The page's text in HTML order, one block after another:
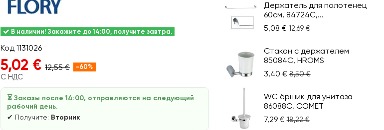
В наличии! Закажите до 14:00, получите завтра.
Код 1131026
5,02 € 12,55 € -60%
С НДС
⏳ Заказы после 14:00, отправляются на следующий
рабочий день.
✔ Получите: Вторник
Держатель для полотенец
60см, 84724С,...
5,08 € 12,69 €
Стакан с держателем
85084C, HROMS
3,40 € 8,50 €
WC ёршик для унитаза
86088C, COMET
7,29 € 18,22 €